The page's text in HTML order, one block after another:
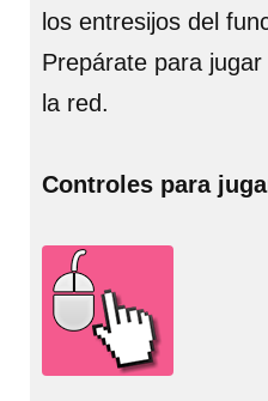
los entresijos del
Prepárate para
la red.
Controles para